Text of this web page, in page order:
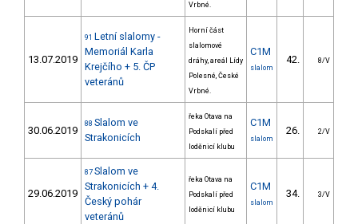
Vrbné.
13.07.2019
91 Letní slalomy -
Memoriál Karla
Krejčího + 5. ČP
veteránů
Horní část
slalomové
dráhy, areál Lídy
Polesné, České
Vrbné.
C1M
slalom
42. 8/V
30.06.2019
88 Slalom ve
Strakonicích
řeka Otava na
Podskalí před
loděnicí klubu
C1M
slalom
26. 2/V
29.06.2019
87 Slalom ve
Strakonicích + 4.
Český pohár
veteránů
řeka Otava na
Podskalí před
loděnicí klubu
C1M
slalom
34. 3/V